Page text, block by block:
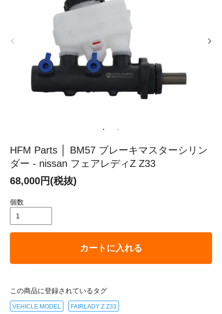
HFM Parts │ BM57 ブレーキマスターシリン
ダー - nissan フェアレディZ Z33
68,000円(税抜)
個数
カートに入れる
この商品に登録されているタグ
VEHICLE MODEL FAIRLADY Z Z33